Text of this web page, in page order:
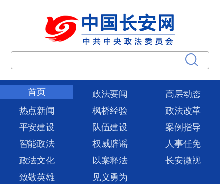
首页 政法要闻
高层动态
热点新闻
枫桥经验
政法改革
平安建设
队伍建设
案例指导
智能政法
权威辟谣
人事任免
政法文化
以案释法
长安微视
致敬英雄
见义勇为